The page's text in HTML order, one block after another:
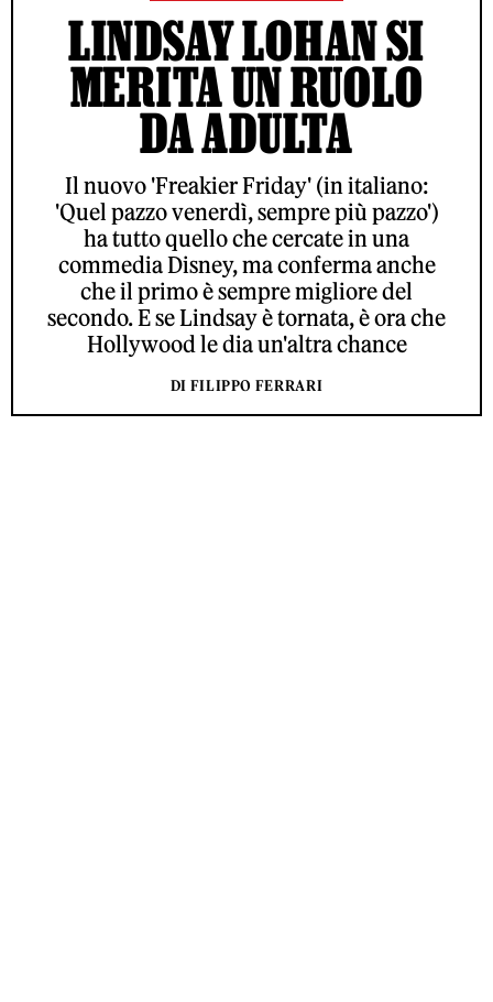
LINDSAY LOHAN SI
MERITA UN RUOLO
DA ADULTA
Il nuovo 'Freakier Friday' (in italiano:
'Quel pazzo venerdì, sempre più pazzo')
ha tutto quello che cercate in una
commedia Disney, ma conferma anche
che il primo è sempre migliore del
secondo. E se Lindsay è tornata, è ora che
Hollywood le dia un'altra chance
DI FILIPPO FERRARI